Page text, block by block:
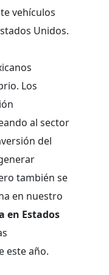
vehículos
Unidos.
Los
al sector
del
también se
en nuestro
en Estados
este año.